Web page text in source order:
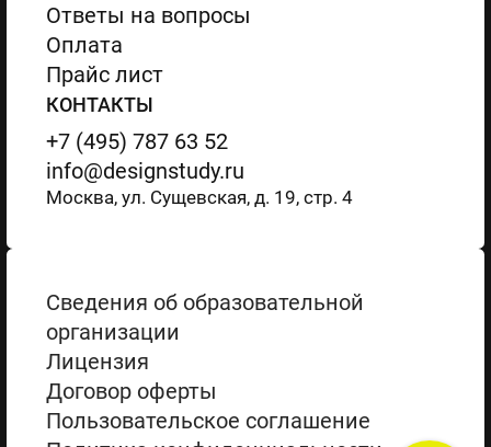
Ответы на вопросы
Оплата
Прайс лист
КОНТАКТЫ
+7 (495) 787 63 52
info@designstudy.ru
Москва, ул. Сущевская, д. 19, стр. 4
Сведения об образовательной
организации
Лицензия
Договор оферты
Пользовательское соглашение